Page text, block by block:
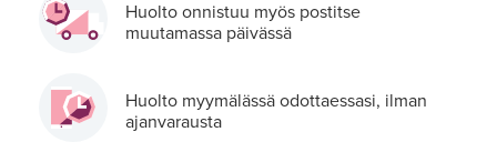
Huolto onnistuu myös postitse
muutamassa päivässä
Huolto myymälässä odottaessasi, ilman
ajanvarausta